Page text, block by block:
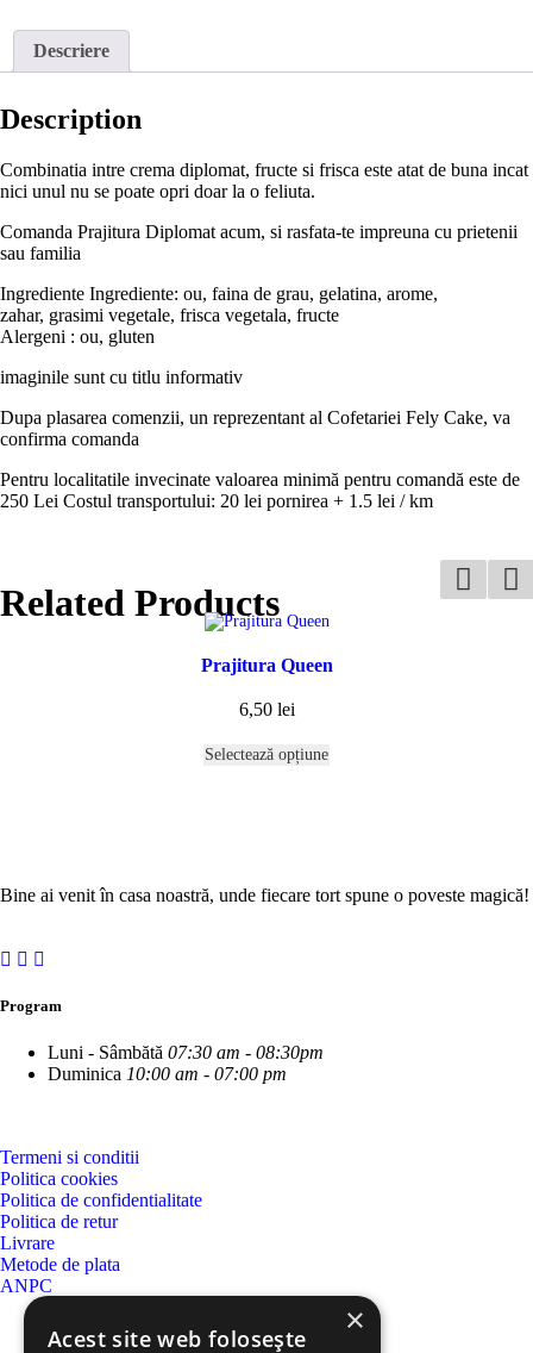
Descriere
Description
Combinatia intre crema diplomat, fructe si frisca este atat de buna incat
nici unul nu se poate opri doar la o feliuta.
Comanda Prajitura Diplomat acum, si rasfata-te impreuna cu prietenii
sau familia
Ingrediente Ingrediente: ou, faina de grau, gelatina, arome,
zahar, grasimi vegetale, frisca vegetala, fructe
Alergeni : ou, gluten
imaginile sunt cu titlu informativ
Dupa plasarea comenzii, un reprezentant al Cofetariei Fely Cake, va
confirma comanda
Pentru localitatile invecinate valoarea minimă pentru comandă este de
250 Lei Costul transportului: 20 lei pornirea + 1.5 lei / km
Related Products
Prajitura Queen
6,50 lei
Selectează opțiune
Bine ai venit în casa noastră, unde fiecare tort spune o poveste magică!
Program
Luni - Sâmbătă 07:30 am - 08:30pm
Duminica 10:00 am - 07:00 pm
Termeni si conditii
Politica cookies
Politica de confidentialitate
Politica de retur
Livrare
Metode de plata
ANPC
×
Acest site web folosește